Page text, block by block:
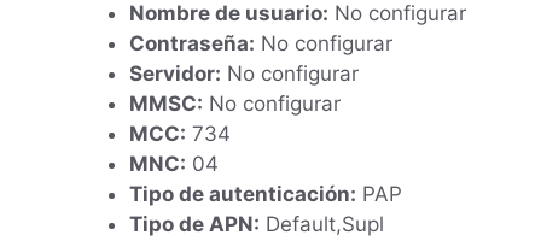
Nombre de usuario: No configurar
Contraseña: No configurar
Servidor: No configurar
MMSC: No configurar
MCC: 734
MNC: 04
Tipo de autenticación: PAP
Tipo de APN: Default,Supl